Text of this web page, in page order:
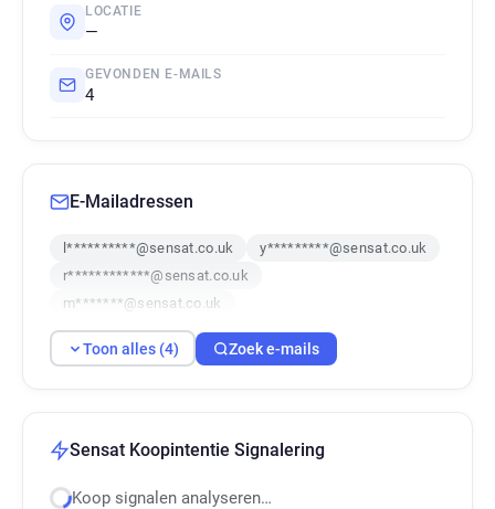
LOCATIE
—
GEVONDEN E-MAILS
4
E-Mailadressen
l**********@sensat.co.uk
y*********@sensat.co.uk
r************@sensat.co.uk
m*******@sensat.co.uk
Toon alles (4) Zoek e-mails
Sensat Koopintentie Signalering
Koop signalen analyseren…